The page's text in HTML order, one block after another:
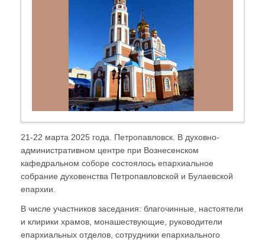
21-22 марта 2025 года. Петропавловск. В духовно-
административном центре при Вознесенском
кафедральном соборе состоялось епархиальное
собрание духовенства Петропавловской и Булаевской
епархии.
В числе участников заседания: благочинные, настоятели
и клирики храмов, монашествующие, руководители
епархиальных отделов, сотрудники епархиального